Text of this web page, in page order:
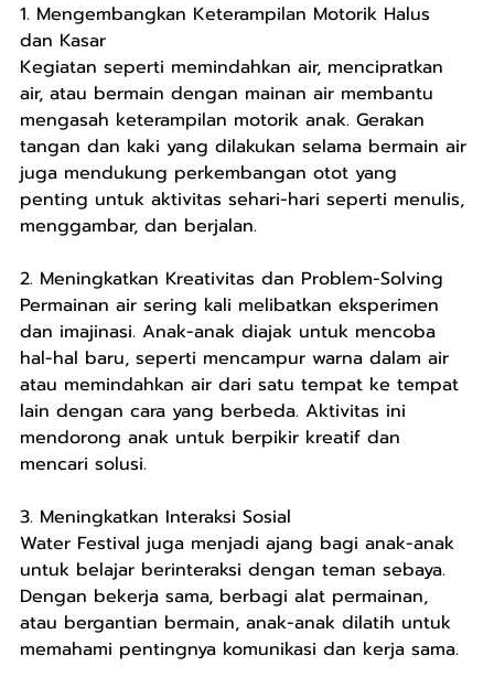
1. Mengembangkan Keterampilan Motorik Halus
dan Kasar
Kegiatan seperti memindahkan air, mencipratkan
air, atau bermain dengan mainan air membantu
mengasah keterampilan motorik anak. Gerakan
tangan dan kaki yang dilakukan selama bermain air
juga mendukung perkembangan otot yang
penting untuk aktivitas sehari-hari seperti menulis,
menggambar, dan berjalan.
2. Meningkatkan Kreativitas dan Problem-Solving
Permainan air sering kali melibatkan eksperimen
dan imajinasi. Anak-anak diajak untuk mencoba
hal-hal baru, seperti mencampur warna dalam air
atau memindahkan air dari satu tempat ke tempat
lain dengan cara yang berbeda. Aktivitas ini
mendorong anak untuk berpikir kreatif dan
mencari solusi.
3. Meningkatkan Interaksi Sosial
Water Festival juga menjadi ajang bagi anak-anak
untuk belajar berinteraksi dengan teman sebaya.
Dengan bekerja sama, berbagi alat permainan,
atau bergantian bermain, anak-anak dilatih untuk
memahami pentingnya komunikasi dan kerja sama.